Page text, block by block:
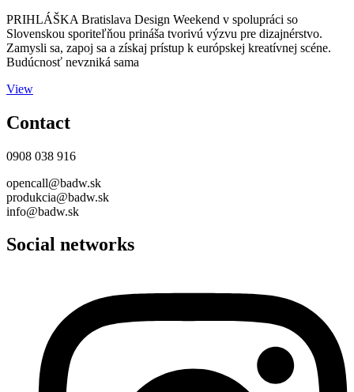
PRIHLÁŠKA Bratislava Design Weekend v spolupráci so
Slovenskou sporiteľňou prináša tvorivú výzvu pre dizajnérstvo.
Zamysli sa, zapoj sa a získaj prístup k európskej kreatívnej scéne.
Budúcnosť nevzniká sama
View
Contact
0908 038 916
opencall@badw.sk
produkcia@badw.sk
info@badw.sk
Social networks